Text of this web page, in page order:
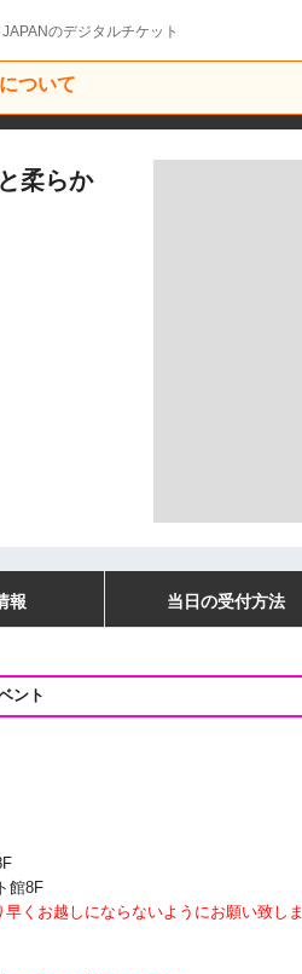
のデジタルチケット
ついて
柔らか
報 当日の受付方法
ント
館8F
くお越しにならないようにお願い致しま